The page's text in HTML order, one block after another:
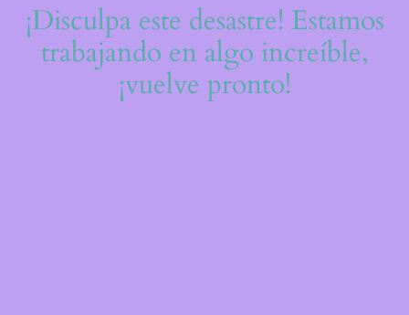
¡Disculpa este desastre! Estamos
trabajando en algo increíble,
¡vuelve pronto!